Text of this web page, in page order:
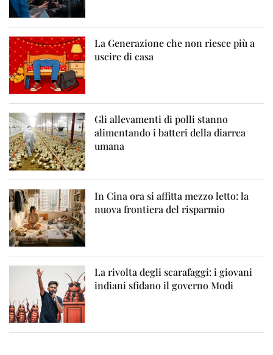
La Generazione che non riesce più a
uscire di casa
Gli allevamenti di polli stanno
alimentando i batteri della diarrea
umana
In Cina ora si affitta mezzo letto: la
nuova frontiera del risparmio
La rivolta degli scarafaggi: i giovani
indiani sfidano il governo Modi